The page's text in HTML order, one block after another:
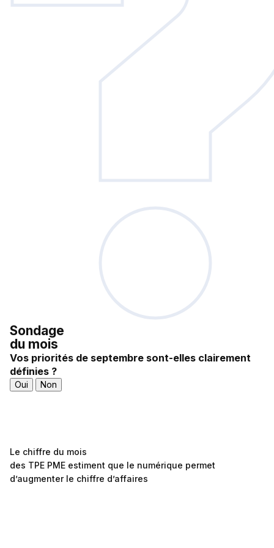
Sondage
du mois
Vos priorités de septembre sont-elles clairement
définies ?
Oui Non
Le chiffre du mois
des TPE PME estiment que le numérique permet
d’augmenter le chiffre d’affaires